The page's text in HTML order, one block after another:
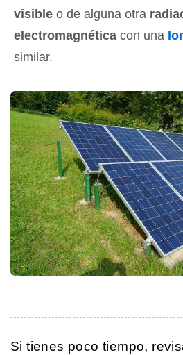
visible o de alguna otra
electromagnética con una
similar.
Si tienes poco tiempo,